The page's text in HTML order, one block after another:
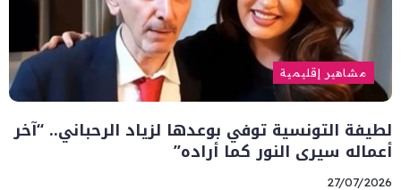
مشاهير إقليمية
لطيفة التونسية توفي بوعدها لزياد الرحباني.. “آخر
أعماله سيرى النور كما أراده”
27/07/2026